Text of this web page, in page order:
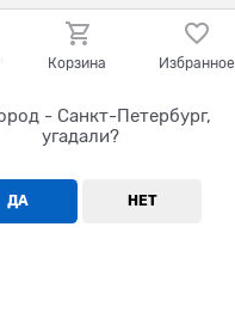
Корзина Избранное
- Санкт-Петербург,
угадали?
ДА НЕТ